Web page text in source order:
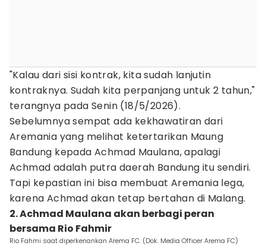
"Kalau dari sisi kontrak, kita sudah lanjutin
kontraknya. Sudah kita perpanjang untuk 2 tahun,"
terangnya pada Senin (18/5/2026).
Sebelumnya sempat ada kekhawatiran dari
Aremania yang melihat ketertarikan Maung
Bandung kepada Achmad Maulana, apalagi
Achmad adalah putra daerah Bandung itu sendiri.
Tapi kepastian ini bisa membuat Aremania lega,
karena Achmad akan tetap bertahan di Malang.
2. Achmad Maulana akan berbagi peran
bersama Rio Fahmir
Rio Fahmi saat diperkenankan Arema FC. (Dok. Media Officer Arema FC)